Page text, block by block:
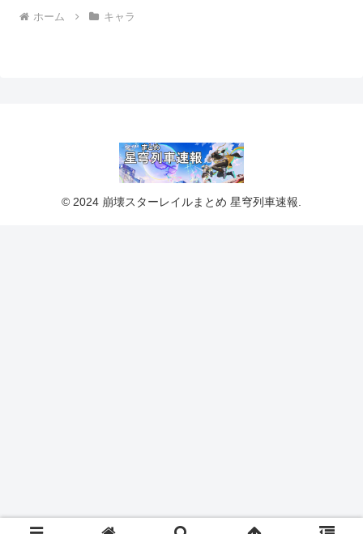
ホーム キャラ
© 2024 崩壊スターレイルまとめ 星穹列車速報.